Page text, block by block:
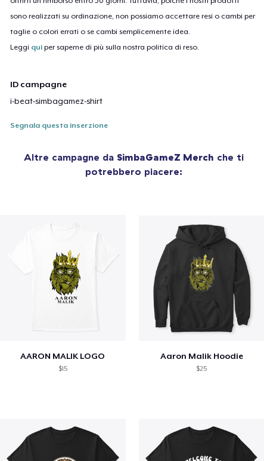
sono realizzati su ordinazione, non possiamo accettare resi o cambi per
taglie o colori errati o se cambi semplicemente idea.
Leggi qui per saperne di più sulla nostra politica di reso.
ID campagne
i-beat-simbagamez-shirt
Segnala questa inserzione
Altre campagne da SimbaGameZ Merch che ti
potrebbero piacere:
AARON MALIK LOGO
$15
Aaron Malik Hoodie
$25